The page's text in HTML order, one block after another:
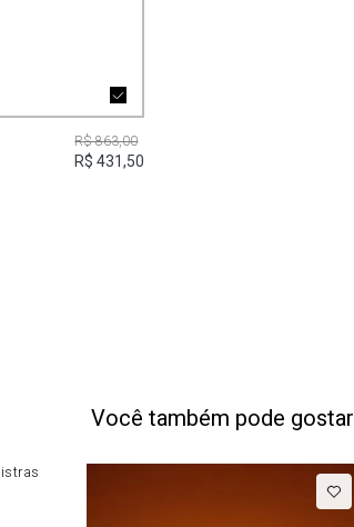
R$ 863,00
R$ 431,50
Você também pode gostar